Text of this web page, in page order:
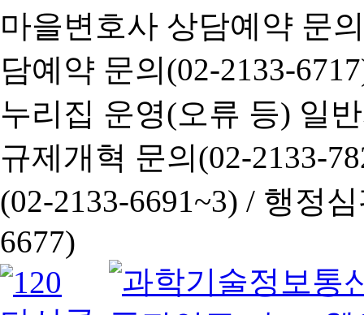
마을변호사 상담예약 문
담예약 문의(02-2133-
누리집 운영(오류 등) 일
규제개혁 문의(02-2133-
(02-2133-6691~3) / 행정심
6677)